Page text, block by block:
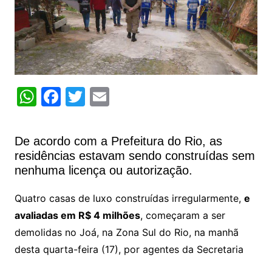
W
at
s
A
p
p
F
c
e
b
o
o
k
T
itt
er
E
ai
l
De acordo com a Prefeitura do Rio, as
residências estavam sendo construídas sem
nenhuma licença ou autorização.
Quatro casas de luxo construídas irregularmente, e
avaliadas em R$ 4 milhões, começaram a ser
demolidas no Joá, na Zona Sul do Rio, na manhã
desta quarta-feira (17), por agentes da Secretaria